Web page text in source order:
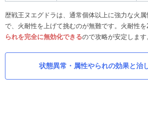
歴戦王ヌエグドラは、通常個体以上に強力な火
で、火耐性を上げて挑むのが無難です。火耐性を
られを完全に無効化できるので攻略が安定します
状態異常・属性やられの効果と治